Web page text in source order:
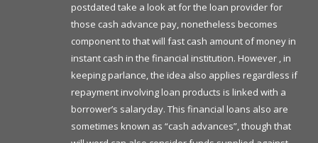
postdated take a look at for the loan provider for
those cash advance pay, nonetheless becomes
component to that will fast cash amount of money in
instant cash in the financial institution. However , in
keeping parlance, the idea also applies regardless if
repayment involving loan products is linked with a
borrower’s salaryday. This financial loans also are
sometimes known as “cash advances”, though that